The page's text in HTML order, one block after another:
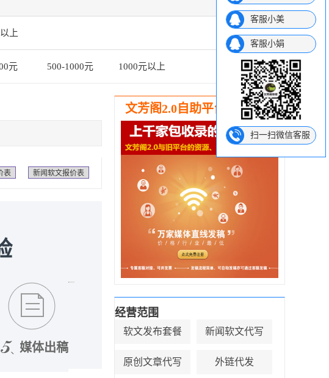
客服小美
客服小娟
扫一扫微信客服
上
元 500-1000元 1000元以上
表 新闻软文报价表
媒体出稿
文芳阁2.0自助平台强势推出
经营范围
软文发布套餐 新闻软文代写
原创文章代写 外链代发